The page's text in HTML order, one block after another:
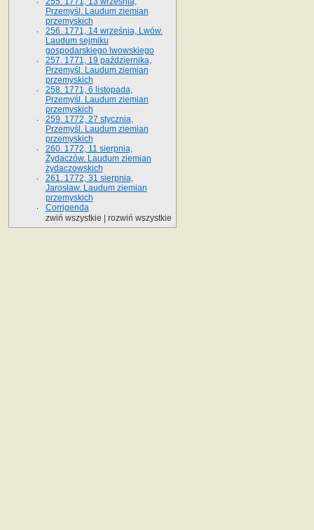
Przemyśl. Laudum ziemian
przemyskich
256. 1771, 14 września, Lwów.
Laudum sejmiku
gospodarskiego lwowskiego
257. 1771, 19 października,
Przemyśl. Laudum ziemian
przemyskich
258. 1771, 6 listopada,
Przemyśl. Laudum ziemian
przemyskich
259. 1772, 27 stycznia,
Przemyśl. Laudum ziemian
przemyskich
260. 1772, 11 sierpnia,
Żydaczów. Laudum ziemian
żydaczowskich
261. 1772, 31 sierpnia,
Jarosław. Laudum ziemian
przemyskich
Corrigenda
zwiń wszystkie
rozwiń wszystkie